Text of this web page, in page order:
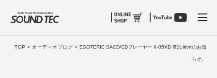
TOP > オーディオブログ > ESOTERIC SACD/CDプレーヤー K-05XD 常設展示のお知
らせ。